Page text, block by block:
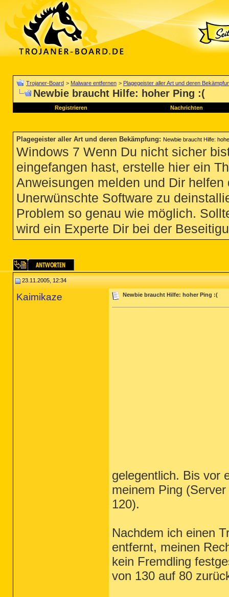
Trojaner-Board > Malware entfernen > Plagegeister aller Art und deren
Newbie braucht Hilfe: hoher Ping :(
Registrieren Nachrichten
Plagegeister aller Art und deren Bekämpfung: Newbie braucht Hilfe:
Windows 7 Wenn Du nicht sicher
eingefangen hast, erstelle hier ein
Anweisungen melden und Dir
Unerwünschte Software zu
Problem so genau wie möglich.
wird ein Experte Dir bei der
23.11.2005, 12:34
Kaimikaze Newbie braucht Hilfe: hoher Ping :(
gelegentlich. Bis vor
meinem Ping
120).
Nachdem ich einen
entfernt, meinen
kein Fremdling
von 130 auf 80